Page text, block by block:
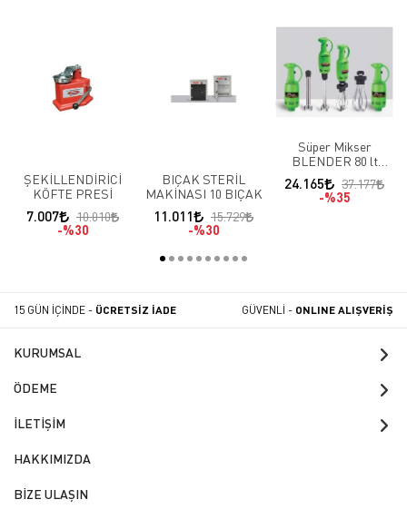
ŞEKİLLENDİRİCİ
KÖFTE PRESİ
7.007
10.010
%30
BIÇAK STERİL
MAKİNASI 10 BIÇAK
11.011
15.729
%30
Süper Mikser
BLENDER 80 lt
Kapasiteli SM-142/60
S60
24.165
37.177
%35
15 GÜN İÇİNDE - ÜCRETSİZ İADE GÜVENLİ - ONLINE ALIŞVERİŞ
KURUMSAL
ÖDEME
İLETİŞİM
HAKKIMIZDA
BİZE ULAŞIN